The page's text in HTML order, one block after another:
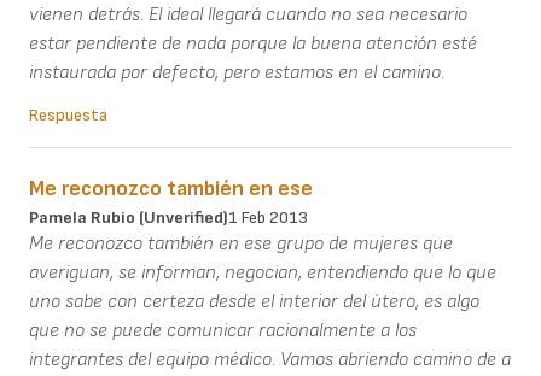
vienen detrás. El ideal llegará cuando no sea necesario
estar pendiente de nada porque la buena atención esté
instaurada por defecto, pero estamos en el camino.
Respuesta
Me reconozco también en ese
Pamela Rubio (unverified)1 Feb 2013
Me reconozco también en ese grupo de mujeres que
averiguan, se informan, negocian, entendiendo que lo que
uno sabe con certeza desde el interior del útero, es algo
que no se puede comunicar racionalmente a los
integrantes del equipo médico. Vamos abriendo camino de a